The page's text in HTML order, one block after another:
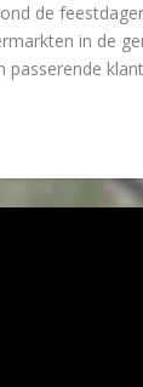
de
in de
passerende